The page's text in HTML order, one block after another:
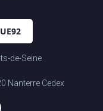
de-Seine
Nanterre Cedex